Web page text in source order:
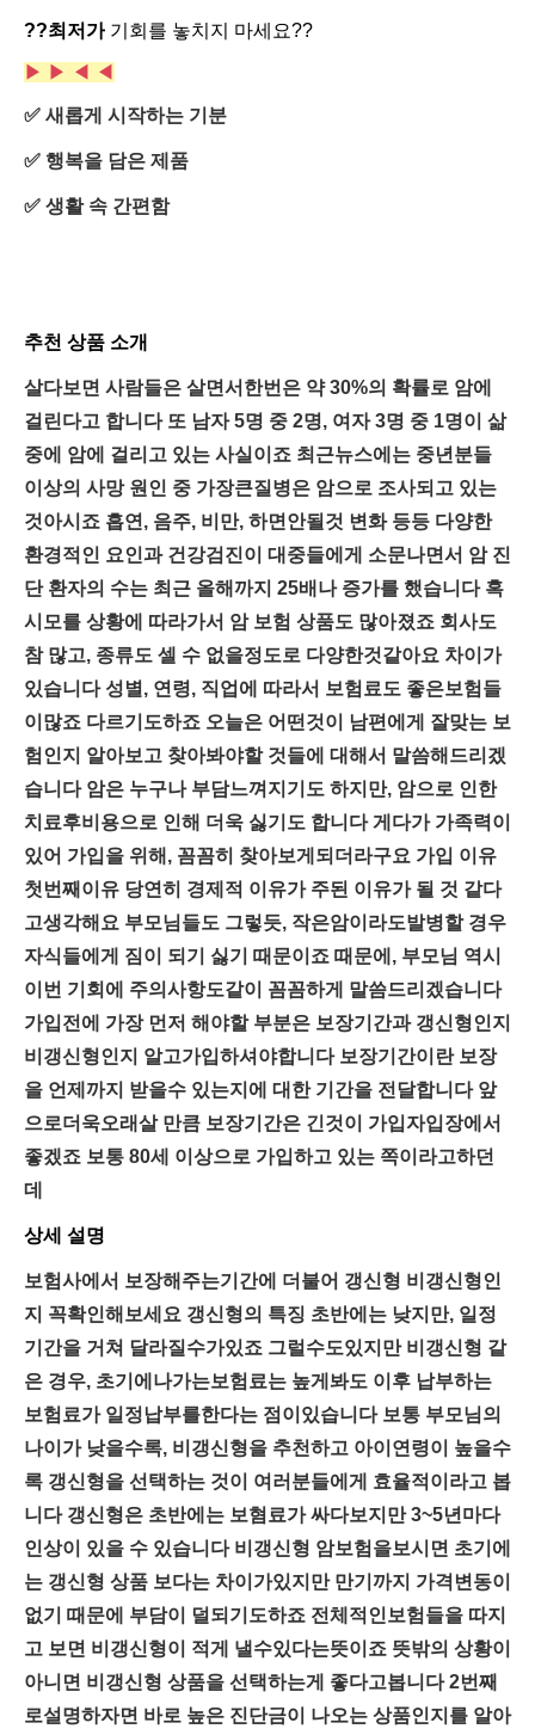
??최저가 기회를 놓치지 마세요??
▶ ▶ ◀ ◀
✅ 새롭게 시작하는 기분
✅ 행복을 담은 제품
✅ 생활 속 간편함
추천 상품 소개
살다보면 사람들은 살면서한번은 약 30%의 확률로 암에
걸린다고 합니다 또 남자 5명 중 2명, 여자 3명 중 1명이 삶
중에 암에 걸리고 있는 사실이죠 최근뉴스에는 중년분들
이상의 사망 원인 중 가장큰질병은 암으로 조사되고 있는
것아시죠 흡연, 음주, 비만, 하면안될것 변화 등등 다양한
환경적인 요인과 건강검진이 대중들에게 소문나면서 암 진
단 환자의 수는 최근 올해까지 25배나 증가를 했습니다 혹
시모를 상황에 따라가서 암 보험 상품도 많아졌죠 회사도
참 많고, 종류도 셀 수 없을정도로 다양한것같아요 차이가
있습니다 성별, 연령, 직업에 따라서 보험료도 좋은보험들
이많죠 다르기도하죠 오늘은 어떤것이 남편에게 잘맞는 보
험인지 알아보고 찾아봐야할 것들에 대해서 말씀해드리겠
습니다 암은 누구나 부담느껴지기도 하지만, 암으로 인한
치료후비용으로 인해 더욱 싫기도 합니다 게다가 가족력이
있어 가입을 위해, 꼼꼼히 찾아보게되더라구요 가입 이유
첫번째이유 당연히 경제적 이유가 주된 이유가 될 것 같다
고생각해요 부모님들도 그렇듯, 작은암이라도발병할 경우
자식들에게 짐이 되기 싫기 때문이죠 때문에, 부모님 역시
이번 기회에 주의사항도같이 꼼꼼하게 말씀드리겠습니다
가입전에 가장 먼저 해야할 부분은 보장기간과 갱신형인지
비갱신형인지 알고가입하셔야합니다 보장기간이란 보장
을 언제까지 받을수 있는지에 대한 기간을 전달합니다 앞
으로더욱오래살 만큼 보장기간은 긴것이 가입자입장에서
좋겠죠 보통 80세 이상으로 가입하고 있는 쪽이라고하던
데
상세 설명
보험사에서 보장해주는기간에 더불어 갱신형 비갱신형인
지 꼭확인해보세요 갱신형의 특징 초반에는 낮지만, 일정
기간을 거쳐 달라질수가있죠 그럴수도있지만 비갱신형 같
은 경우, 초기에나가는보험료는 높게봐도 이후 납부하는
보험료가 일정납부를한다는 점이있습니다 보통 부모님의
나이가 낮을수록, 비갱신형을 추천하고 아이연령이 높을수
록 갱신형을 선택하는 것이 여러분들에게 효율적이라고 봅
니다 갱신형은 초반에는 보혐료가 싸다보지만 3~5년마다
인상이 있을 수 있습니다 비갱신형 암보험을보시면 초기에
는 갱신형 상품 보다는 차이가있지만 만기까지 가격변동이
없기 때문에 부담이 덜되기도하죠 전체적인보험들을 따지
고 보면 비갱신형이 적게 낼수있다는뜻이죠 뜻밖의 상황이
아니면 비갱신형 상품을 선택하는게 좋다고봅니다 2번째
로설명하자면 바로 높은 진단금이 나오는 상품인지를 알아